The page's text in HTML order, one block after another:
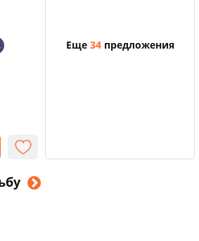
Еще 34предложения